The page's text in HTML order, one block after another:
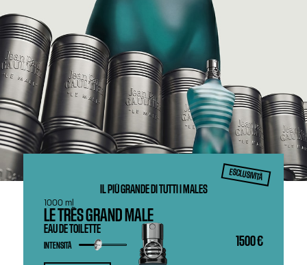
ESCLUSIVITÀ
IL PIÙ GRANDE DI TUTTI I MALES
LE TRÈS GRAND MALE
EAU DE TOILETTE
1500 €
INTENSITÀ
1000 ml